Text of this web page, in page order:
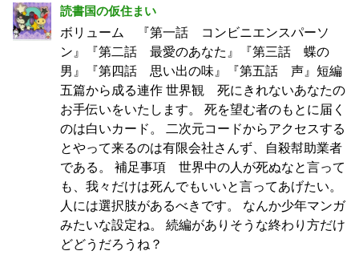
読書国の仮住まい
ボリューム 『第一話 コンビニエンスパーソ
ン』『第二話 最愛のあなた』『第三話 蝶の
男』『第四話 思い出の味』『第五話 声』短編
五篇から成る連作 世界観 死にきれないあなたの
お手伝いをいたします。 死を望む者のもとに届く
のは白いカード。 二次元コードからアクセスする
とやって来るのは有限会社さんず、自殺幇助業者
である。 補足事項 世界中の人が死ぬなと言って
も、我々だけは死んでもいいと言ってあげたい。
人には選択肢があるべきです。 なんか少年マンガ
みたいな設定ね。 続編がありそうな終わり方だけ
どどうだろうね？